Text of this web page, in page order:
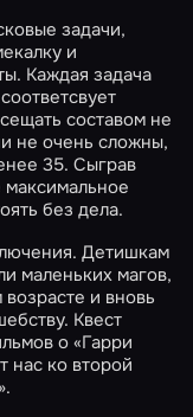
задачи,
и
Каждая задача
составом не
не очень сложны,
35. Сыграв
максимальное
без дела.
Детишкам
маленьких магов,
и вновь
Квест
о «Гарри
нас ко второй